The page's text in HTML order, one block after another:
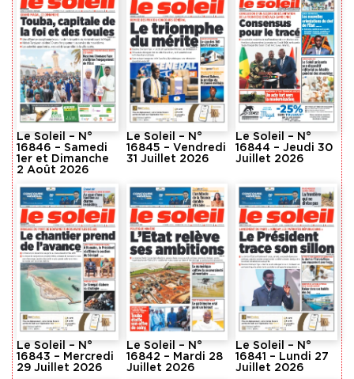
Le Soleil – N°
16846 – Samedi
1er et Dimanche
2 Août 2026
Le Soleil – N°
16845 – Vendredi
31 Juillet 2026
Le Soleil – N°
16844 – Jeudi 30
Juillet 2026
Le Soleil – N°
16843 – Mercredi
29 Juillet 2026
Le Soleil – N°
16842 – Mardi 28
Juillet 2026
Le Soleil – N°
16841 – Lundi 27
Juillet 2026